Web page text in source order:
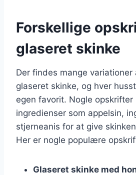
Forskellige
glaseret skinke
Der findes mange
glaseret skinke, og hver
egen favorit. Nogle opskrifter
ingredienser som appelsin,
stjerneanis for at give
Her er nogle populære
Glaseret skinke med